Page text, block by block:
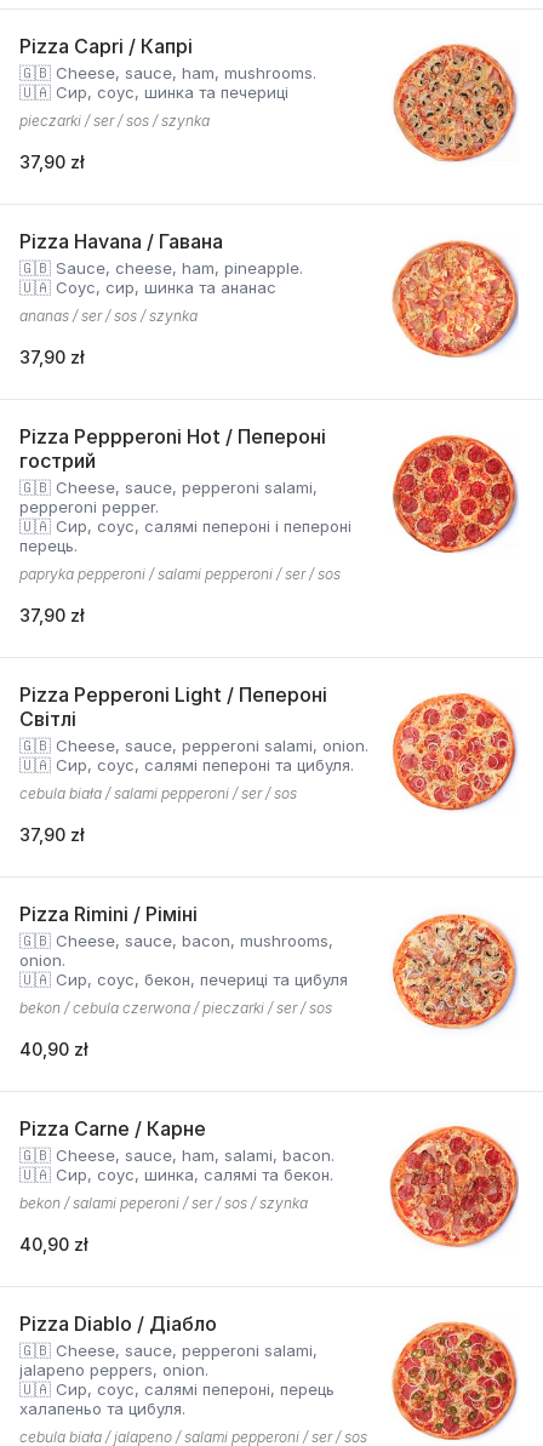
Pizza Capri / Капрі
🇬🇧 Cheese, sauce, ham, mushrooms.
🇺🇦 Сир, соус, шинка та печериці
pieczarki / ser / sos / szynka
37,90 zł
Pizza Havana / Гавана
🇬🇧 Sauce, cheese, ham, pineapple.
🇺🇦 Соус, сир, шинка та ананас
ananas / ser / sos / szynka
37,90 zł
Pizza Peppperoni Hot / Пепероні
гострий
🇬🇧 Cheese, sauce, pepperoni salami,
pepperoni pepper.
🇺🇦 Сир, соус, салямі пепероні і пепероні
перець.
papryka pepperoni / salami pepperoni / ser / sos
37,90 zł
Pizza Pepperoni Light / Пепероні
Світлі
🇬🇧 Cheese, sauce, pepperoni salami, onion.
🇺🇦 Сир, соус, салямі пепероні та цибуля.
cebula biała / salami pepperoni / ser / sos
37,90 zł
Pizza Rimini / Ріміні
🇬🇧 Cheese, sauce, bacon, mushrooms,
onion.
🇺🇦 Сир, соус, бекон, печериці та цибуля
bekon / cebula czerwona / pieczarki / ser / sos
40,90 zł
Pizza Carne / Карне
🇬🇧 Cheese, sauce, ham, salami, bacon.
🇺🇦 Сир, соус, шинка, салямі та бекон.
bekon / salami peperoni / ser / sos / szynka
40,90 zł
Pizza Diablo / Діабло
🇬🇧 Cheese, sauce, pepperoni salami,
jalapeno peppers, onion.
🇺🇦 Сир, соус, салямі пепероні, перець
халапеньо та цибуля.
cebula biała / jalapeno / salami pepperoni / ser / sos